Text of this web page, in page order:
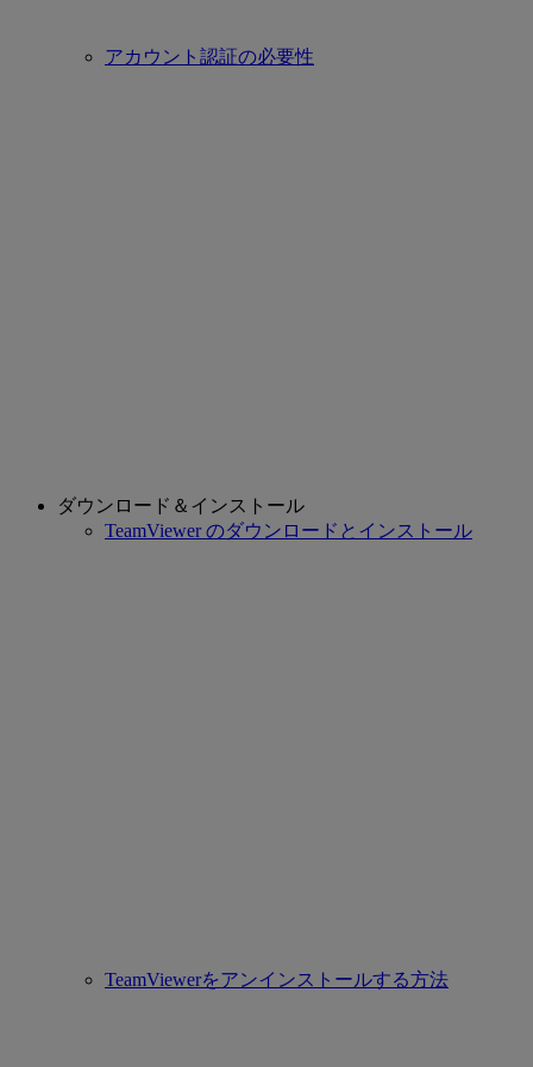
アカウント認証の必要性
ダウンロード＆インストール
TeamViewer のダウンロードとインストール
TeamViewerをアンインストールする方法